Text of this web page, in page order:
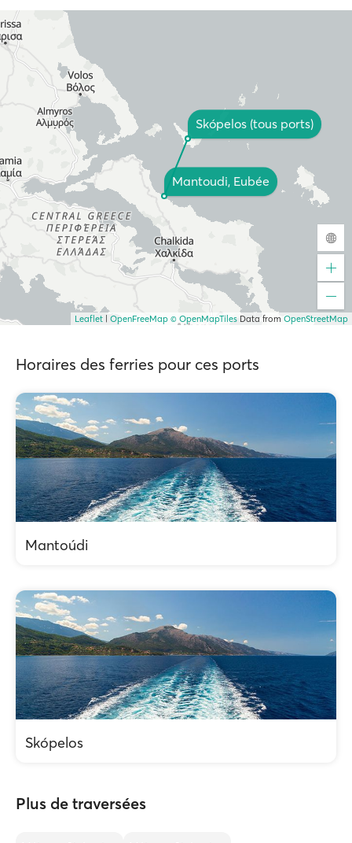
Mantoudi, Eubée
Skópelos (tous ports)
Leaflet OpenFreeMap © OpenMapTiles Data from OpenStreetMap
Horaires des ferries pour ces ports
Mantoúdi
Skópelos
Plus de traversées